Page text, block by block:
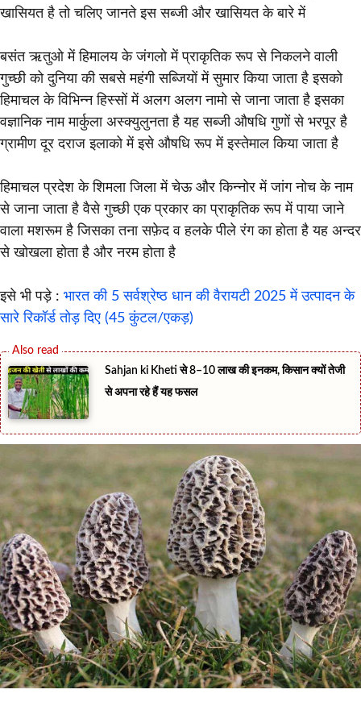
खासियत है तो चलिए जानते इस सब्जी और खासियत के बारे में
बसंत ऋतुओ में हिमालय के जंगलो में प्राकृतिक रूप से निकलने वाली
गुच्छी को दुनिया की सबसे महंगी सब्जियों में सुमार किया जाता है इसको
हिमाचल के विभिन्न हिस्सों में अलग अलग नामो से जाना जाता है इसका
वज्ञानिक नाम मार्कुला अस्क्युलुनता है यह सब्जी औषधि गुणों से भरपूर है
ग्रामीण दूर दराज इलाको में इसे औषधि रूप में इस्तेमाल किया जाता है
हिमाचल प्रदेश के शिमला जिला में चेऊ और किन्नोर में जांग नोच के नाम
से जाना जाता है वैसे गुच्छी एक प्रकार का प्राकृतिक रूप में पाया जाने
वाला मशरूम है जिसका तना सफ़ेद व हलके पीले रंग का होता है यह अन्दर
से खोखला होता है और नरम होता है
इसे भी पड़े : भारत की 5 सर्वश्रेष्ठ धान की वैरायटी 2025 में उत्पादन के
सारे रिकॉर्ड तोड़ दिए (45 कुंटल/एकड़)
Sahjan ki Kheti से 8–10 लाख की इनकम, किसान क्यों तेजी
से अपना रहे हैं यह फसल